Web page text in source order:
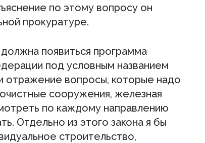
по этому вопросу он
прокуратуре.
появиться программа
под условным названием
отражение вопросы, которые надо
сооружения, железная
по каждому направлению
Отдельно из этого закона я бы
строительство,